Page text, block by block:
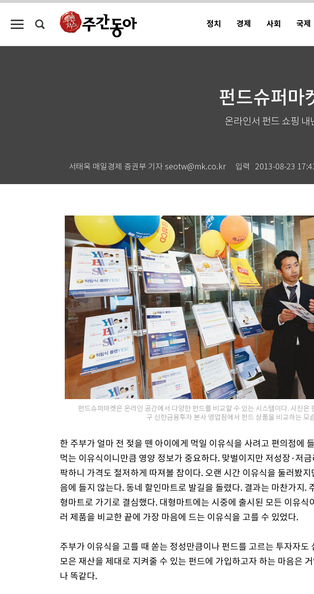
정치 경제 사회 국제
펀드슈퍼마
온라인서 펀드 쇼핑 내
서태욱 매일경제 증권부 기자 seotw@mk.co.kr 입력 2013-08-23
펀드슈퍼마켓은 온라인 공간에서 다양한 펀드를 비교할 수 있는 시스템이다. 사진은
구 신한금융투자 본사 영업점에서 펀드 상품을 비교하는 모
한 주부가 얼마 전 젖을 뗀 아이에게 먹일 이유식을 사려고 편의점에
먹는 이유식이니만큼 영양 정보가 중요하다. 맞벌이지만 저성장·저
팍하니 가격도 철저하게 따져볼 참이다. 오랜 시간 이유식을 둘러봤
음에 들지 않는다. 동네 할인마트로 발길을 돌렸다. 결과는 마찬가지.
형마트로 가기로 결심했다. 대형마트에는 시중에 출시된 모든 이유식
러 제품을 비교한 끝에 가장 마음에 드는 이유식을 고를 수 있었다.
주부가 이유식을 고를 때 쏟는 정성만큼이나 펀드를 고르는 투자자도
모은 재산을 제대로 지켜줄 수 있는 펀드에 가입하고자 하는 마음은
나 똑같다.